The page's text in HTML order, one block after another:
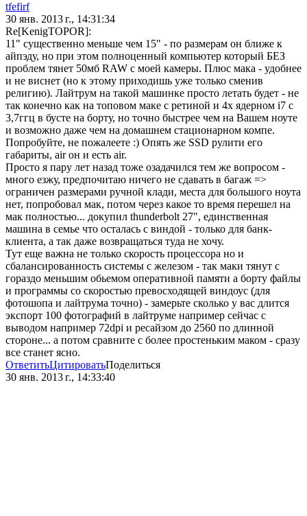
tfefirf
30 янв. 2013 г., 14:31:34
Re[KenigTOPOR]:
11" существенно меньше чем 15" - по размерам он ближе к
айпэду, но при этом полноценный компьютер который БЕЗ
проблем тянет 50мб RAW с моей камеры. Плюс мака - удобнее
и не виснет (но к этому приходишь уже только сменив
религию). Лайтрум на такой машинке просто летать будет - не
так конечно как на топовом маке с ретиной и 4х ядерном i7 с
3,7ггц в бусте на борту, но точно быстрее чем на Вашем ноуте
и возможно даже чем на домашнем стационарном компе.
Попробуйте, не пожалеете :) Опять же SSD рулити его
габариты, air он и есть air.
Просто я пару лет назад тоже озадачился тем же вопросом -
много езжу, предпочитаю ничего не сдавать в багаж =>
ограничен размерами ручной клади, места для большого ноута
нет, попробовал мак, потом через какое то время перешел на
мак полностью... докупил thunderbolt 27", единственная
машина в семье что осталась с виндой - только для банк-
клиента, а так даже возвращаться туда не хочу.
Тут еще важна не только скорость процессора но и
сбалансированность системы с железом - так маки тянут с
гораздо меньшим обьемом оперативной памяти а борту файлы
и программы со скоростью превосходящей виндоус (для
фотошопа и лайтрума точно) - замерьте сколько у вас длится
экспорт 100 фотографий в лайтруме например сейчас с
выводом например 72dpi и ресайзом до 2560 по длинной
стороне... а потом сравните с более простеньким маком - сразу
все станет ясно.
ОтветитьЦитироватьПоделиться
30 янв. 2013 г., 14:33:40